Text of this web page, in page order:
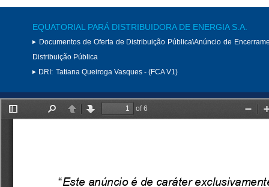
EQUATORIAL PARÁ DISTRIBUIDORA DE ENERGIA S.A.
Documentos de Oferta de Distribuição Pública\Anúncio de
Distribuição Pública
DRI: Tatiana Queiroga Vasques - (FCA V1)